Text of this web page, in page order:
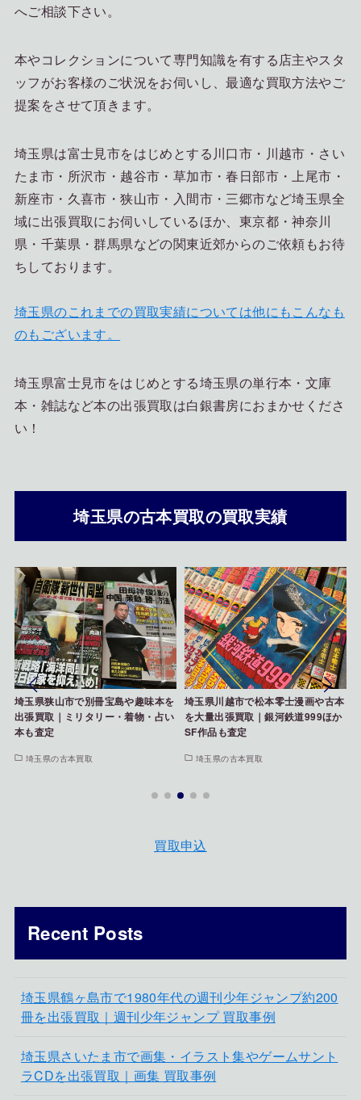
へご相談下さい。
本やコレクションについて専門知識を有する店主やスタ
ッフがお客様のご状況をお伺いし、最適な買取方法やご
提案をさせて頂きます。
埼玉県は富士見市をはじめとする川口市・川越市・さい
たま市・所沢市・越谷市・草加市・春日部市・上尾市・
新座市・久喜市・狭山市・入間市・三郷市など埼玉県全
域に出張買取にお伺いしているほか、東京都・神奈川
県・千葉県・群馬県などの関東近郊からのご依頼もお待
ちしております。
埼玉県のこれまでの買取実績については他にもこんなも
のもございます。
埼玉県富士見市をはじめとする埼玉県の単行本・文庫
本・雑誌など本の出張買取は白銀書房におまかせくださ
い！
埼玉県の古本買取の買取実績
を
い
埼玉県川越市で松本零士漫画や古本
を大量出張買取｜銀河鉄道999ほか
SF作品も査定
埼玉県の古本買取
新座市でヤングアニマルやベルセル
ク関連本を出張買取｜漫画雑誌 買
取事例
埼玉県の古本買取
買取申込
Recent Posts
埼玉県鶴ヶ島市で1980年代の週刊少年ジャンプ約200
冊を出張買取｜週刊少年ジャンプ 買取事例
埼玉県さいたま市で画集・イラスト集やゲームサント
ラCDを出張買取｜画集 買取事例